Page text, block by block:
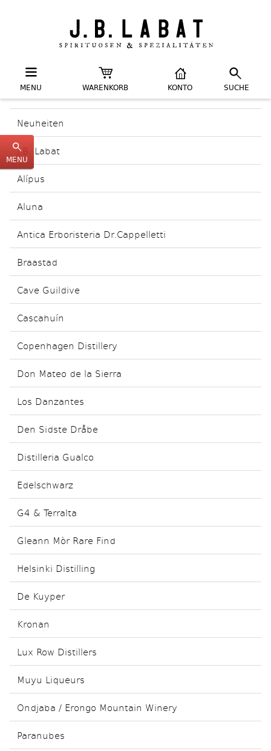
MENU WARENKORB KONTO SUCHE
Neuheiten
J.B. Labat
Alípus
Aluna
Antica Erboristeria Dr.Cappelletti
Braastad
Cave Guildive
Cascahuín
Copenhagen Distillery
Don Mateo de la Sierra
Los Danzantes
Den Sidste Dråbe
Distilleria Gualco
Edelschwarz
G4 & Terralta
Gleann Mòr Rare Find
Helsinki Distilling
De Kuyper
Kronan
Lux Row Distillers
Muyu Liqueurs
Ondjaba / Erongo Mountain Winery
Paranubes
MENU